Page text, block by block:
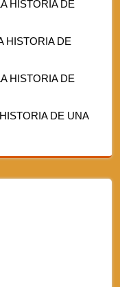
HISTORIA DE
HISTORIA DE
HISTORIA DE
DE UNA